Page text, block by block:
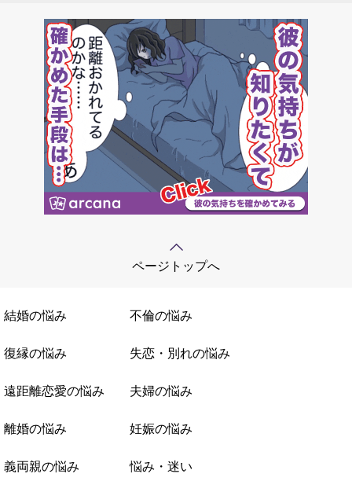
ページトップへ
結婚の悩み 不倫の悩み
復縁の悩み 失恋・別れの悩み
遠距離恋愛の悩み 夫婦の悩み
離婚の悩み 妊娠の悩み
義両親の悩み 悩み・迷い